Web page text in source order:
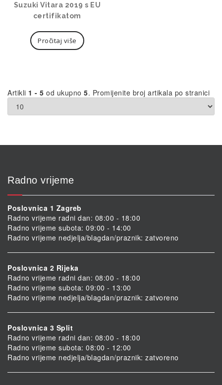
Suzuki Vitara 2019 s EU
certifikatom
Pročitaj više
Artikli 1 - 5 od ukupno 5. Promijenite broj artikala po stranici
Radno vrijeme
Poslovnica 1 Zagreb
Radno vrijeme radni dan: 08:00 - 18:00
Radno vrijeme subota: 09:00 - 14:00
Radno vrijeme nedjelja/blagdan/praznik: zatvoreno
Poslovnica 2 Rijeka
Radno vrijeme radni dan: 08:00 - 18:00
Radno vrijeme subota: 09:00 - 13:00
Radno vrijeme nedjelja/blagdan/praznik: zatvoreno
Poslovnica 3 Split
Radno vrijeme radni dan: 08:00 - 18:00
Radno vrijeme subota: 08:00 - 12:00
Radno vrijeme nedjelja/blagdan/praznik: zatvoreno